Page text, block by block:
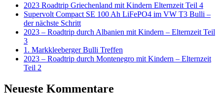
2023 Roadtrip Griechenland mit Kindern Elternzeit Teil 4
Supervolt Compact SE 100 Ah LiFePO4 im VW T3 Bulli –
der nächste Schritt
2023 – Roadtrip durch Albanien mit Kindern – Elternzeit Teil
3
1. Markkleeberger Bulli Treffen
2023 – Roadtrip durch Montenegro mit Kindern – Elternzeit
Teil 2
Neueste Kommentare